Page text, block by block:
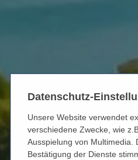
Datenschutz-
Unsere Website verwendet
verschiedene Zwecke, wie
Ausspielung von Multimedia.
Bestätigung der Dienste